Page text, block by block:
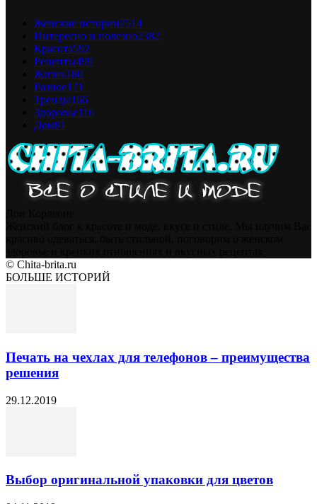
Женские истории7514
Интересно и полезно2382
Красота592
Рецепты499
Жизнь180
Разное171
Тренды166
Здоровье116
Дом81
© Chita-brita.ru
БОЛЬШЕ ИСТОРИЙ
Печать на чехлах для телефонов – преимущества
решения
29.12.2019
Выбор оригинальной упаковки для цветов